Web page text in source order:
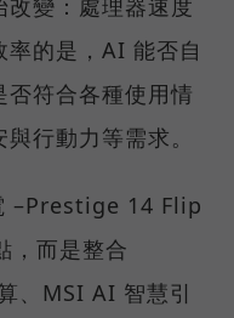
變：處理器速度
的是，AI 能否自
符合各種使用情
行動力等需求。
–Prestige 14 Flip
，而是整合
、MSI AI 智慧引